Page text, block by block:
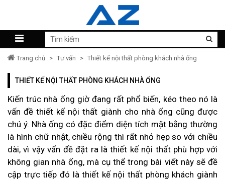
Trang chủ > Tư vấn > Thiết kế nội thất phòng khách nhà ống
THIẾT KẾ NỘI THẤT PHÒNG KHÁCH NHÀ ỐNG
Kiến trúc nhà ống giờ đang rất phổ biến, kéo theo nó là
vấn đề thiết kế nội thất giành cho nhà ống cũng được
chú ý. Nhà ống có đặc điểm diện tích mặt bằng thường
là hình chữ nhật, chiều rộng thì rất nhỏ hẹp so với chiều
dài, vì vậy vấn đề đặt ra là thiết kế nội thất phù hợp với
không gian nhà ống, mà cụ thể trong bài viết này sẽ đề
cập trực tiếp đó là thiết kế nội thất phòng khách giành